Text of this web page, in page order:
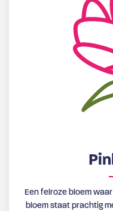
Een felroze bloem
bloem staat prachtig